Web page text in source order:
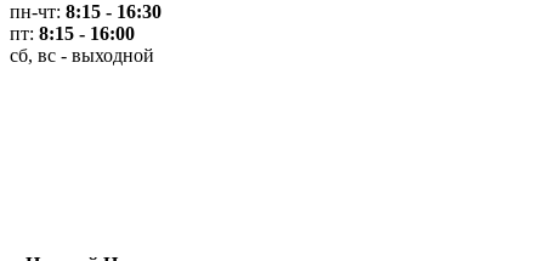
пн-чт: 8:15 - 16:30
пт: 8:15 - 16:00
сб, вс - выходной